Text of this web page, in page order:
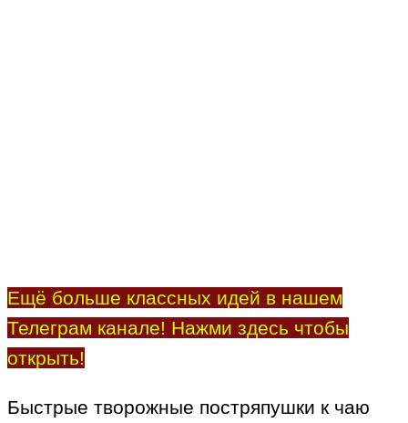
Ещё больше классных идей в нашем
Телеграм канале! Нажми здесь чтобы
открыть!
Быстрые творожные постряпушки к чаю